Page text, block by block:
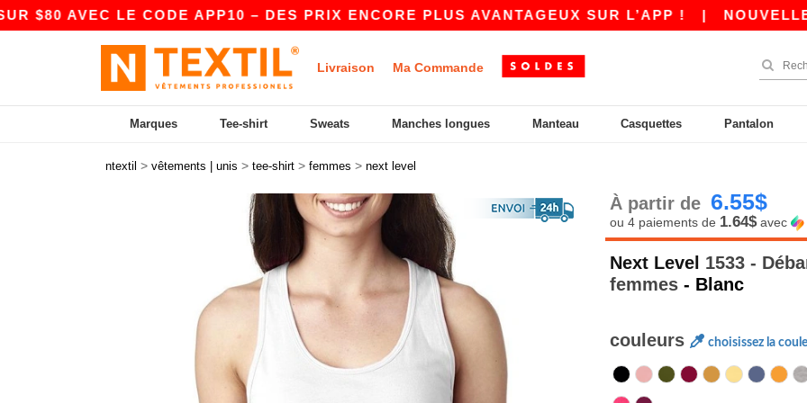
LE CODE APP10 – DES PRIX ENCORE PLUS AVANTAGEUX SUR L’APP !|NOUVELLE APP
Livraison Ma Commande
Marques Tee-shirt Sweats Manches longues Manteau Casquettes Pantalon
ntextil > vêtements | unis > tee-shirt > femmes > next level
À partir de 6.55$
ou 4 paiements de 1.64$avec
Next Level 1533 -
femmes - Blanc
couleurs choisissez la